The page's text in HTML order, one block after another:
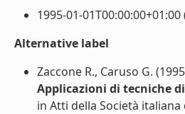
1995-01-
Alternative label
Zaccone R., Caruso G.
Applicazioni di tecniche
in Atti della Società italiana